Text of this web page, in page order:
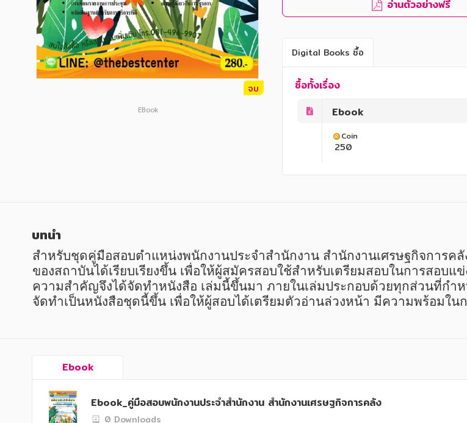
ครอบครัว
วรรณกรรม
การเกษตร ชีววิทยา
การเรียน การศึกษา
เทคโนโลยี การสื่อสาร วิทยาศาสตร์
การ์ตูนความรู้ การ์ตูน
การ์ตูนมังงะ (Manga)
ครอบครัว
วรรณกรรม
การเกษตร ชีววิทยา
การเรียน การศึกษา
เทคโนโลยี การสื่อสาร วิทยาศาสตร์
การ์ตูนความรู้ การ์ตูน
การ์ตูนมังงะ (Manga)
จบ
EBook
อ่านตัวอย่างฟรี
Digital Books ซื้อ
ซื้อทั้งเรื่อง
Ebook
Coin
250
บทนำ
สำหรับชุดคู่มือสอบตำแหน่งพนักงานประจำสำนักงาน สำนักงานเศรษฐกิจการคลั
ของสถาบันได้เรียบเรียงขึ้น เพื่อให้ผู้สมัครสอบใช้สำหรับเตรียมสอบในการสอบแ
ความสำคัญจึงได้จัดทำหนังสือ เล่มนี้ขึ้นมา ภายในเล่มประกอบด้วยทุกส่วนที่กำ
จัดทำเป็นหนังสือชุดนี้ขึ้น เพื่อให้ผู้สอบได้เตรียมตัวอ่านล่วงหน้า มีความพร้อมใน
Ebook
Ebook_คู่มือสอบพนักงานประจำสำนักงาน สำนักงานเศรษฐกิจการคลัง
0 Downloads